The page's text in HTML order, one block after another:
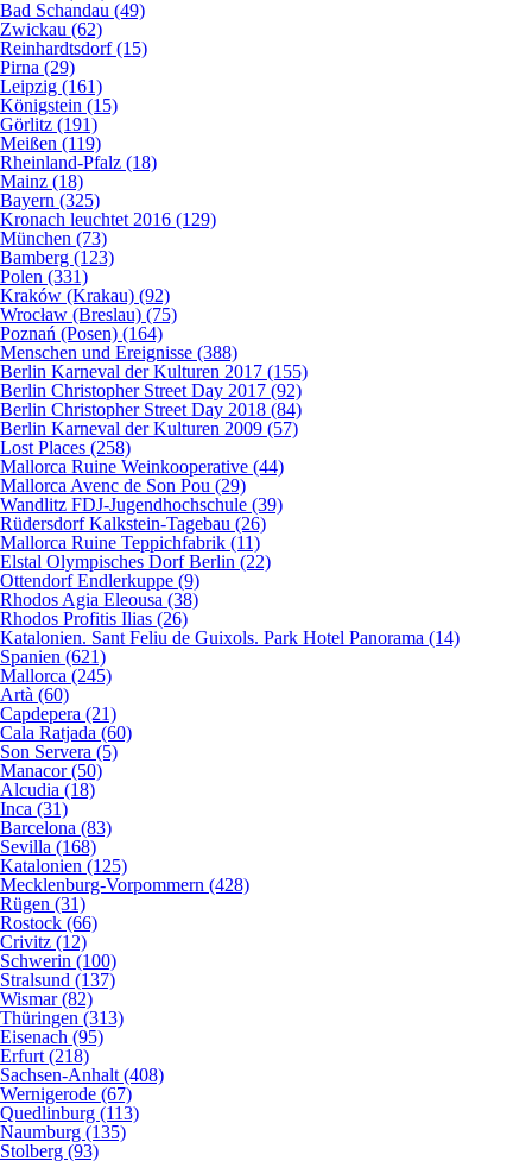
Bad Schandau (49)
Zwickau (62)
Reinhardtsdorf (15)
Pirna (29)
Leipzig (161)
Königstein (15)
Görlitz (191)
Meißen (119)
Rheinland-Pfalz (18)
Mainz (18)
Bayern (325)
Kronach leuchtet 2016 (129)
München (73)
Bamberg (123)
Polen (331)
Kraków (Krakau) (92)
Wrocław (Breslau) (75)
Poznań (Posen) (164)
Menschen und Ereignisse (388)
Berlin Karneval der Kulturen 2017 (155)
Berlin Christopher Street Day 2017 (92)
Berlin Christopher Street Day 2018 (84)
Berlin Karneval der Kulturen 2009 (57)
Lost Places (258)
Mallorca Ruine Weinkooperative (44)
Mallorca Avenc de Son Pou (29)
Wandlitz FDJ-Jugendhochschule (39)
Rüdersdorf Kalkstein-Tagebau (26)
Mallorca Ruine Teppichfabrik (11)
Elstal Olympisches Dorf Berlin (22)
Ottendorf Endlerkuppe (9)
Rhodos Agia Eleousa (38)
Rhodos Profitis Ilias (26)
Katalonien. Sant Feliu de Guixols. Park Hotel Panorama (14)
Spanien (621)
Mallorca (245)
Artà (60)
Capdepera (21)
Cala Ratjada (60)
Son Servera (5)
Manacor (50)
Alcudia (18)
Inca (31)
Barcelona (83)
Sevilla (168)
Katalonien (125)
Mecklenburg-Vorpommern (428)
Rügen (31)
Rostock (66)
Crivitz (12)
Schwerin (100)
Stralsund (137)
Wismar (82)
Thüringen (313)
Eisenach (95)
Erfurt (218)
Sachsen-Anhalt (408)
Wernigerode (67)
Quedlinburg (113)
Naumburg (135)
Stolberg (93)